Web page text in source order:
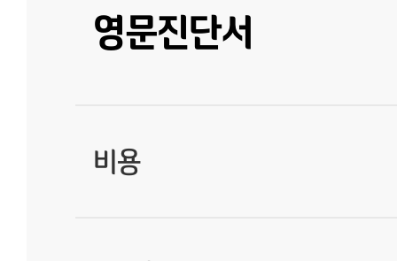
영문진단서
비용